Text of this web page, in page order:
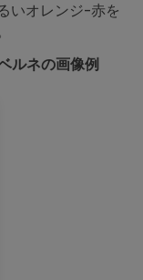
いオレンジ-赤を
ルネの画像例